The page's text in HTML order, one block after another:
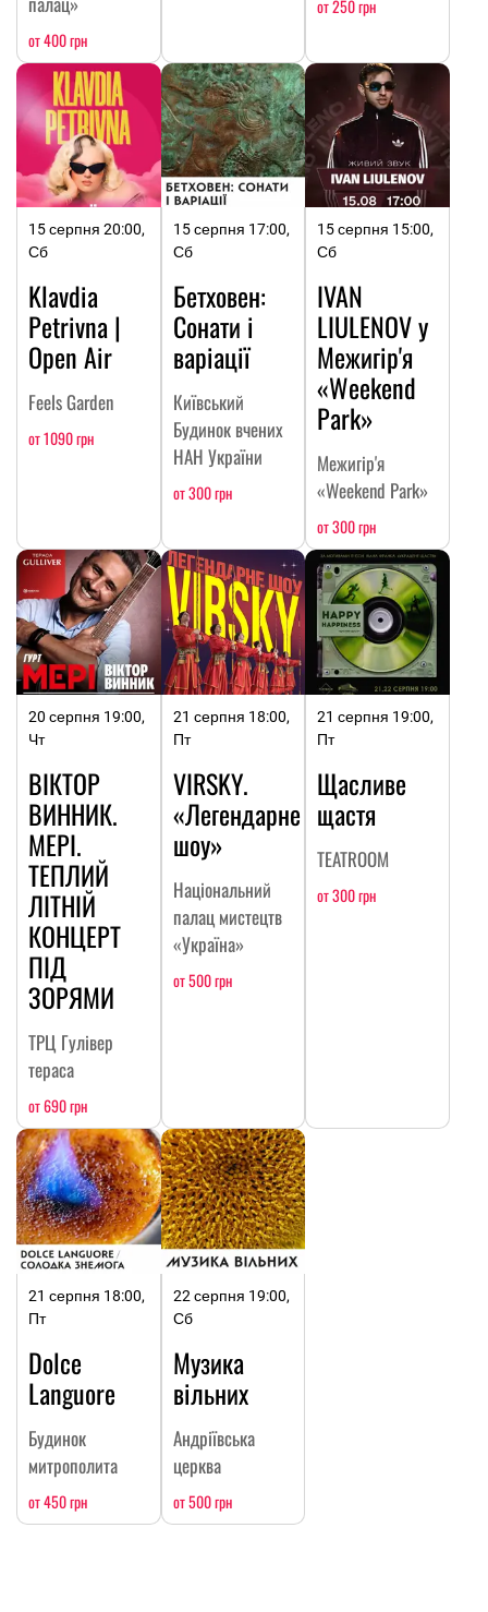
от 400 грн
от 250 грн
15 серпня 20:00,
Сб
Klavdia
Petrivna |
Open Air
Feels Garden
от 1090 грн
15 серпня 17:00,
Сб
Бетховен:
Сонати і
варіації
Київський
Будинок вчених
НАН України
от 300 грн
15 серпня 15:00,
Сб
IVAN
LIULENOV у
Межигір'я
«Weekend
Park»
Межигір'я
«Weekend Park»
от 300 грн
20 серпня 19:00,
Чт
ВІКТОР
ВИННИК.
МЕРІ.
ТЕПЛИЙ
ЛІТНІЙ
КОНЦЕРТ
ПІД
ЗОРЯМИ
ТРЦ Гулівер
тераса
от 690 грн
21 серпня 18:00,
Пт
VIRSKY.
«Легендарне
шоу»
Національний
палац мистецтв
«Україна»
от 500 грн
21 серпня 19:00,
Пт
Щасливе
щастя
TEATROOM
от 300 грн
21 серпня 18:00,
Пт
Dolce
Languore
Будинок
митрополита
от 450 грн
22 серпня 19:00,
Сб
Музика
вільних
Андріївська
церква
от 500 грн